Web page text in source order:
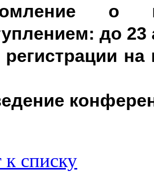
о
до 23
регистрации
к списку